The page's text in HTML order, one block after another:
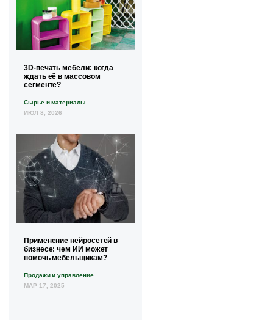
3D-печать мебели: когда
ждать её в массовом
сегменте?
Сырье и материалы
ИЮЛ 8, 2026
Применение нейросетей в
бизнесе: чем ИИ может
помочь мебельщикам?
Продажи и управление
МАР 17, 2025